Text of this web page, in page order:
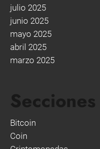
julio 2025
junio 2025
mayo 2025
abril 2025
marzo 2025
Secciones
Bitcoin
Coin